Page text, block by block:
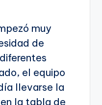
muy
de
el equipo
llevarse la
la tabla de